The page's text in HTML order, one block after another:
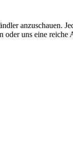
anzuschauen.
oder uns eine